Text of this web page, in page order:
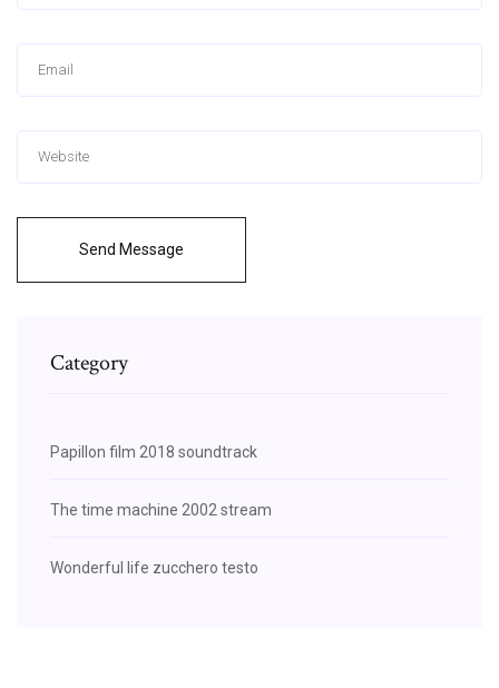
Send Message
Category
Papillon film 2018 soundtrack
The time machine 2002 stream
Wonderful life zucchero testo